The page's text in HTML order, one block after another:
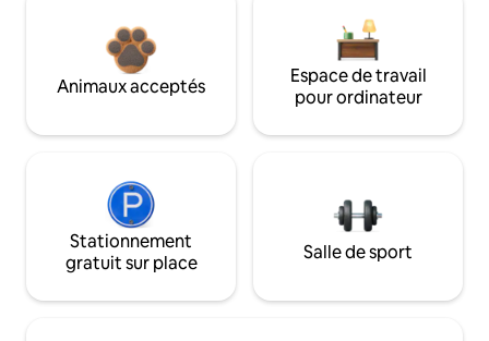
Animaux acceptés
Espace de travail
pour ordinateur
Stationnement
gratuit sur place
Salle de sport